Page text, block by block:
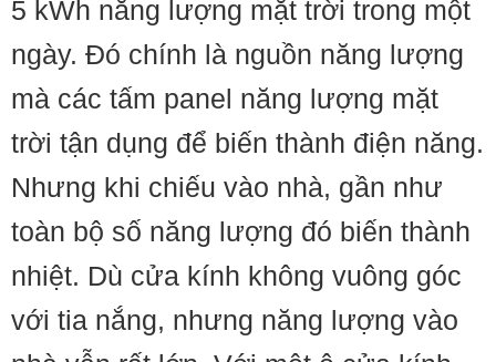
5 kWh năng lượng mặt trời trong một
ngày. Đó chính là nguồn năng lượng
mà các tấm panel năng lượng mặt
trời tận dụng để biến thành điện năng.
Nhưng khi chiếu vào nhà, gần như
toàn bộ số năng lượng đó biến thành
nhiệt. Dù cửa kính không vuông góc
với tia nắng, nhưng năng lượng vào